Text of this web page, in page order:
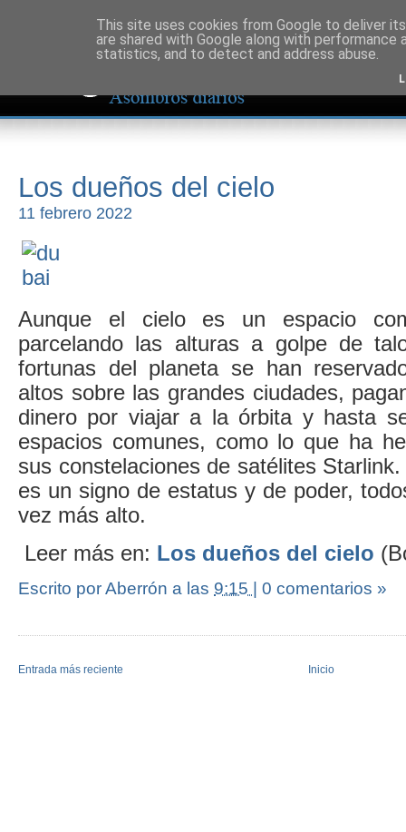
Los dueños del cielo
11 febrero 2022
Aunque el cielo es un espacio
parcelando las alturas a golpe de
fortunas del planeta se han
altos sobre las grandes ciudades,
dinero por viajar a la órbita y hasta
espacios comunes, como lo que ha
sus constelaciones de satélites
es un signo de estatus y de poder,
vez más alto.
Leer más en: Los dueños del cielo
Escrito por Aberrón a las 9:15 | 0 comentarios »
Entrada más reciente Inicio
This site uses cookies from Google to deliver
are shared with Google along with
statistics, and to detect and address abuse.